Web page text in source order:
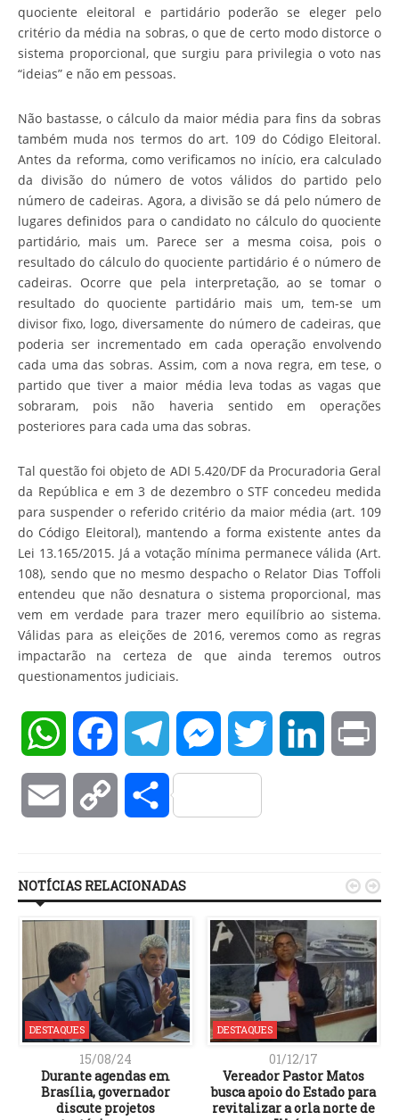
quociente eleitoral e partidário poderão se eleger pelo
critério da média na sobras, o que de certo modo distorce o
sistema proporcional, que surgiu para privilegia o voto nas
“ideias” e não em pessoas.
Não bastasse, o cálculo da maior média para fins da sobras
também muda nos termos do art. 109 do Código Eleitoral.
Antes da reforma, como verificamos no início, era calculado
da divisão do número de votos válidos do partido pelo
número de cadeiras. Agora, a divisão se dá pelo número de
lugares definidos para o candidato no cálculo do quociente
partidário, mais um. Parece ser a mesma coisa, pois o
resultado do cálculo do quociente partidário é o número de
cadeiras. Ocorre que pela interpretação, ao se tomar o
resultado do quociente partidário mais um, tem-se um
divisor fixo, logo, diversamente do número de cadeiras, que
poderia ser incrementado em cada operação envolvendo
cada uma das sobras. Assim, com a nova regra, em tese, o
partido que tiver a maior média leva todas as vagas que
sobraram, pois não haveria sentido em operações
posteriores para cada uma das sobras.
Tal questão foi objeto de ADI 5.420/DF da Procuradoria Geral
da República e em 3 de dezembro o STF concedeu medida
para suspender o referido critério da maior média (art. 109
do Código Eleitoral), mantendo a forma existente antes da
Lei 13.165/2015. Já a votação mínima permanece válida (Art.
108), sendo que no mesmo despacho o Relator Dias Toffoli
entendeu que não desnatura o sistema proporcional, mas
vem em verdade para trazer mero equilíbrio ao sistema.
Válidas para as eleições de 2016, veremos como as regras
impactarão na certeza de que ainda teremos outros
questionamentos judiciais.
WhatsAppFacebookTelegramMessengerTwitter LinkedIn
Email Copy Compartilhar
NOTÍCIAS RELACIONADAS
DESTAQUES
15/08/24
Durante agendas em
Brasília, governador
discute projetos
DESTAQUES
01/12/17
Vereador Pastor Matos
busca apoio do Estado para
revitalizar a orla norte de
 